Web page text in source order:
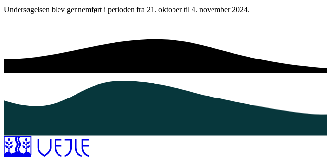
Undersøgelsen blev gennemført i perioden fra 21. oktober til 4. november 2024.